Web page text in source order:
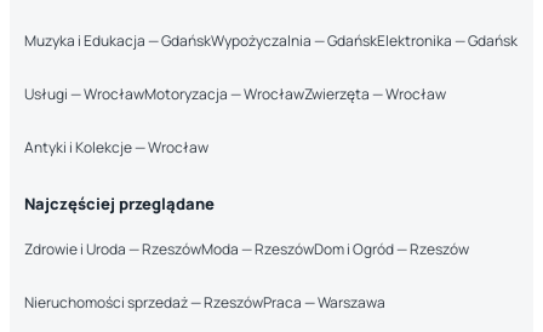
Muzyka i Edukacja — GdańskWypożyczalnia — GdańskElektronika — Gdańsk
Usługi — WrocławMotoryzacja — WrocławZwierzęta — Wrocław
Antyki i Kolekcje — Wrocław
Najczęściej przeglądane
Zdrowie i Uroda — RzeszówModa — RzeszówDom i Ogród — Rzeszów
Nieruchomości sprzedaż — RzeszówPraca — Warszawa